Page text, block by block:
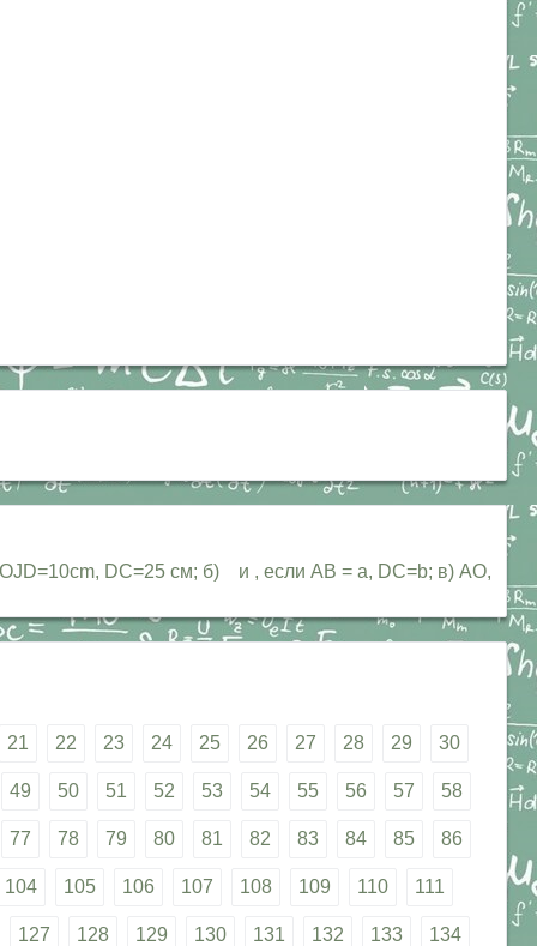
DC=25 см; б) и , если АВ = а, DC=b; в) АО,
21 22 23 24 25 26 27 28 29 30
49 50 51 52 53 54 55 56 57 58
77 78 79 80 81 82 83 84 85 86
104 105 106 107 108 109 110 111
127 128 129 130 131 132 133 134